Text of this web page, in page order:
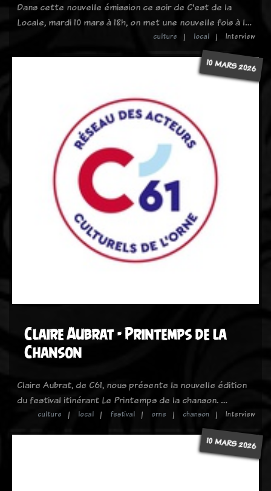
Dans cette nouvelle émission ce soir de C'est de la
Locale, mardi 10 mars à 18h, on met une nouvelle fois à l…
culture local Interview
10 MARS 2026
Claire Aubrat - Printemps de la
Chanson
Claire Aubrat, de C61, nous présente la nouvelle édition
du festival itinérant Le Printemps de la chanson. …
culture local festival orne chanson Interview
10 MARS 2026